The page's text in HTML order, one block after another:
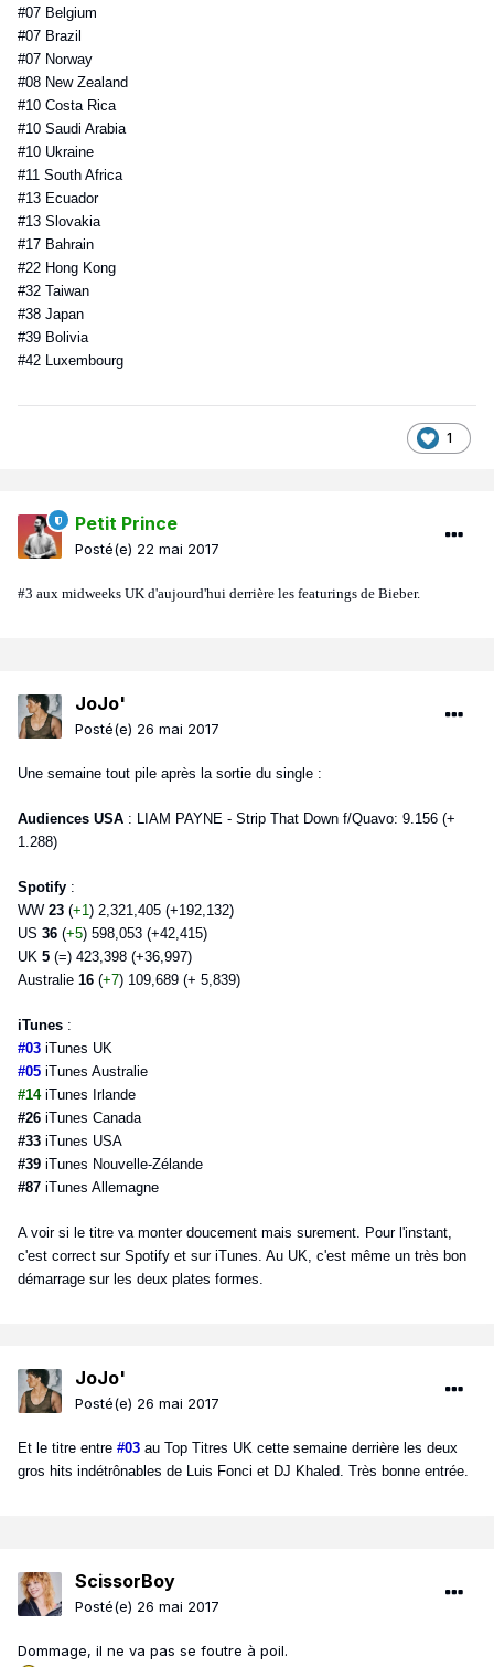
#07 Belgium
#07 Brazil
#07 Norway
#08 New Zealand
#10 Costa Rica
#10 Saudi Arabia
#10 Ukraine
#11 South Africa
#13 Ecuador
#13 Slovakia
#17 Bahrain
#22 Hong Kong
#32 Taiwan
#38 Japan
#39 Bolivia
#42 Luxembourg
1
Petit Prince
Posté(e) 22 mai 2017
#3 aux midweeks UK d'aujourd'hui derrière les featurings de Bieber.
JoJo'
Posté(e) 26 mai 2017
Une semaine tout pile après la sortie du single :
Audiences USA : LIAM PAYNE - Strip That Down f/Quavo: 9.156 (+
1.288)
Spotify :
WW 23 (+1) 2,321,405 (+192,132)
US 36 (+5) 598,053 (+42,415)
UK 5 (=) 423,398 (+36,997)
Australie 16 (+7) 109,689 (+ 5,839)
iTunes :
#03 iTunes UK
#05 iTunes Australie
#14iTunes Irlande
#26 iTunes Canada
#33 iTunes USA
#39 iTunes Nouvelle-Zélande
#87 iTunes Allemagne
A voir si le titre va monter doucement mais surement. Pour l'instant,
c'est correct sur Spotify et sur iTunes. Au UK, c'est même un très bon
démarrage sur les deux plates formes.
JoJo'
Posté(e) 26 mai 2017
Et le titre entre #03 au Top Titres UK cette semaine derrière les deux
gros hits indétrônables de Luis Fonci et DJ Khaled. Très bonne entrée.
ScissorBoy
Posté(e) 26 mai 2017
Dommage, il ne va pas se foutre à poil.